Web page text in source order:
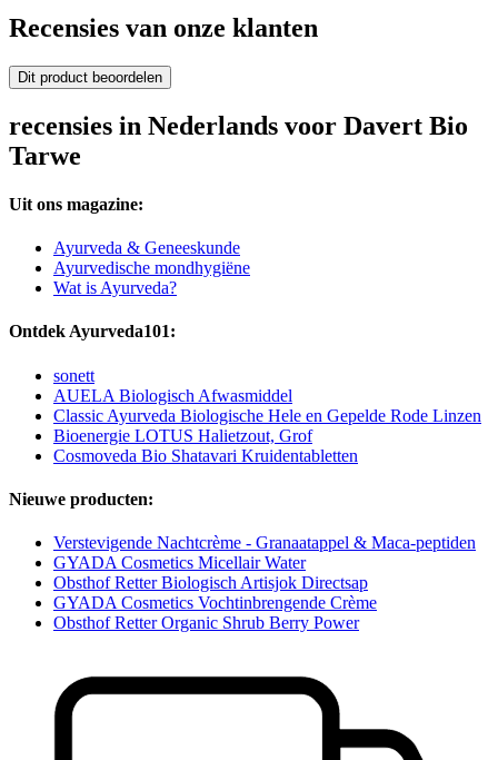
Recensies van onze klanten
Dit product beoordelen
recensies in Nederlands voor Davert Bio
Tarwe
Uit ons magazine:
Ayurveda & Geneeskunde
Ayurvedische mondhygiëne
Wat is Ayurveda?
Ontdek Ayurveda101:
sonett
AUELA Biologisch Afwasmiddel
Classic Ayurveda Biologische Hele en Gepelde Rode Linzen
Bioenergie LOTUS Halietzout, Grof
Cosmoveda Bio Shatavari Kruidentabletten
Nieuwe producten:
Verstevigende Nachtcrème - Granaatappel & Maca-peptiden
GYADA Cosmetics Micellair Water
Obsthof Retter Biologisch Artisjok Directsap
GYADA Cosmetics Vochtinbrengende Crème
Obsthof Retter Organic Shrub Berry Power